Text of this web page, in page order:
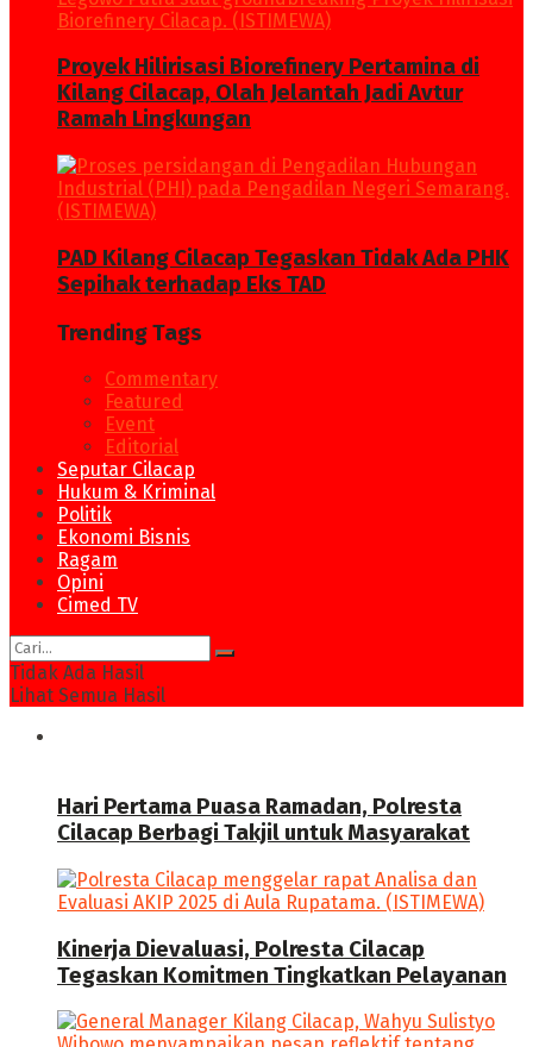
Proyek Hilirisasi Biorefinery Pertamina di
Kilang Cilacap, Olah Jelantah Jadi Avtur
Ramah Lingkungan
PAD Kilang Cilacap Tegaskan Tidak Ada PHK
Sepihak terhadap Eks TAD
Trending Tags
Commentary
Featured
Event
Editorial
Seputar Cilacap
Hukum & Kriminal
Politik
Ekonomi Bisnis
Ragam
Opini
Cimed TV
Tidak Ada Hasil
Lihat Semua Hasil
Hari Pertama Puasa Ramadan, Polresta
Cilacap Berbagi Takjil untuk Masyarakat
Kinerja Dievaluasi, Polresta Cilacap
Tegaskan Komitmen Tingkatkan Pelayanan